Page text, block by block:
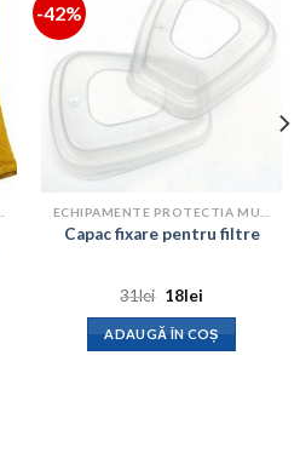
MUNCII
-42%
ECHIPAMENTE PROTECTIA MUNCII
Capac fixare pentru filtre
31lei Prețul
a
fost:
31lei.
18leiPrețul
este:
18lei.
ADAUGĂ ÎN COȘ